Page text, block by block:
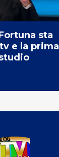
sta
e la prima